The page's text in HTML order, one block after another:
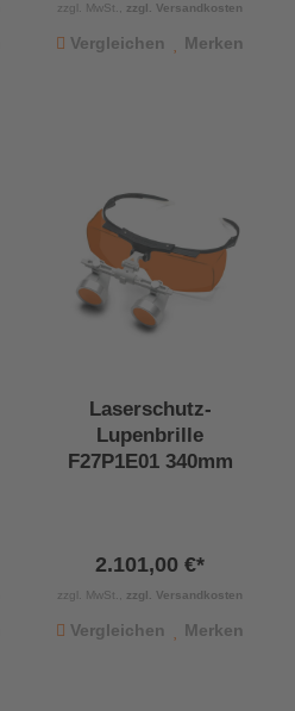
zzgl. MwSt., zzgl. Versandkosten
Vergleichen Merken
Laserschutz-
Lupenbrille
F27P1E01 340mm
2.101,00 €*
zzgl. MwSt., zzgl. Versandkosten
Vergleichen Merken